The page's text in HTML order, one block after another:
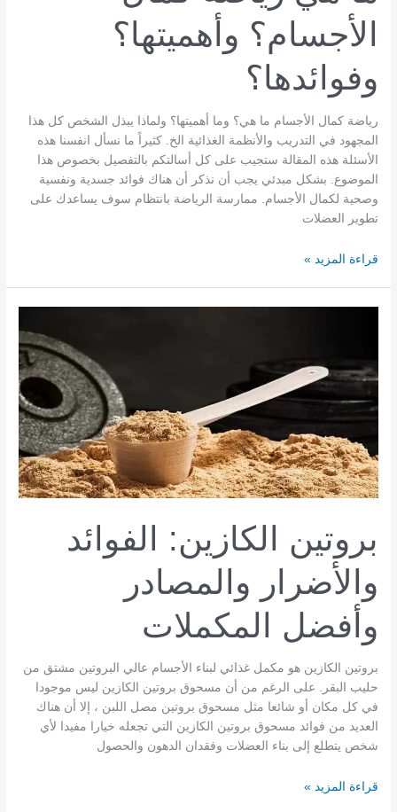
الأجسام؟ وأهميتها؟
وفوائدها؟
رياضة كمال الأجسام ما هي؟ وما أهميتها؟ ولماذا يبذل الشخص كل هذا
المجهود في التدريب والأنظمة الغذائية الخ. كثيراً ما نسأل انفسنا هذه
الأسئلة هذه المقالة ستجيب على كل أسالتكم بالتفصيل بخصوص هذا
الموضوع. بشكل مبدئي يجب أن نذكر أن هناك فوائد جسدية ونفسية
وصحية لكمال الأجسام. ممارسة الرياضة بانتظام سوف يساعدك على
تطوير العضلات
ما
وفوائدها؟
قراءة المزيد »
بروتين الكازين: الفوائد
والأضرار والمصادر
وأفضل المكملات
بروتين الكازين هو مكمل غذائي لبناء الأجسام عالي البروتين مشتق من
حليب البقر. على الرغم من أن مسحوق بروتين الكازين ليس موجودا
في كل مكان أو شائعا مثل مسحوق بروتين مصل اللبن ، إلا أن هناك
العديد من فوائد مسحوق بروتين الكازين التي تجعله خيارا مفيدا لأي
شخص يتطلع إلى بناء العضلات وفقدان الدهون والحصول
بروتين
قراءة المزيد »